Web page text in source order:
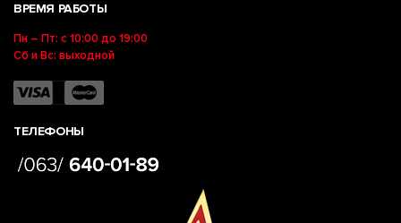
ВРЕМЯ РАБОТЫ
Пн – Пт: с 10:00 до 19:00
Сб и Вс: выходной
ТЕЛЕФОНЫ